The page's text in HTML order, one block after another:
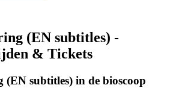
(EN subtitles) -
& Tickets
subtitles) in de bioscoop